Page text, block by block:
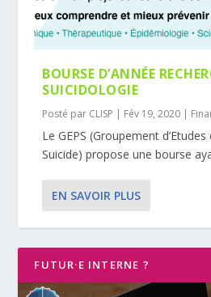
BOURSE D’ANNÉE
SUICIDOLOGIE
Posté par CLISP | Fév 19, 2020 |
Le GEPS (Groupement
Suicide) propose une bourse
EN SAVOIR PLUS
FUTUR·E INTERNE ?